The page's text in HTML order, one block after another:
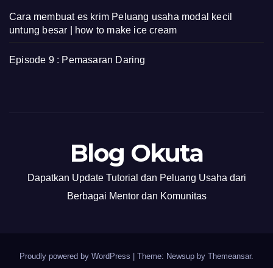
Cara membuat es krim Peluang usaha modal kecil
untung besar | how to make ice cream
Episode 9 : Pemasaran Daring
Blog Okuta
Dapatkan Update Tutorial dan Peluang Usaha dari
Berbagai Mentor dan Komunitas
Proudly powered by WordPress | Theme: Newsup by Themeansar.